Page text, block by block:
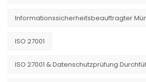
Informationssicherheitsbeauftragter
ISO 27001
ISO 27001 & Datenschutzprüfung